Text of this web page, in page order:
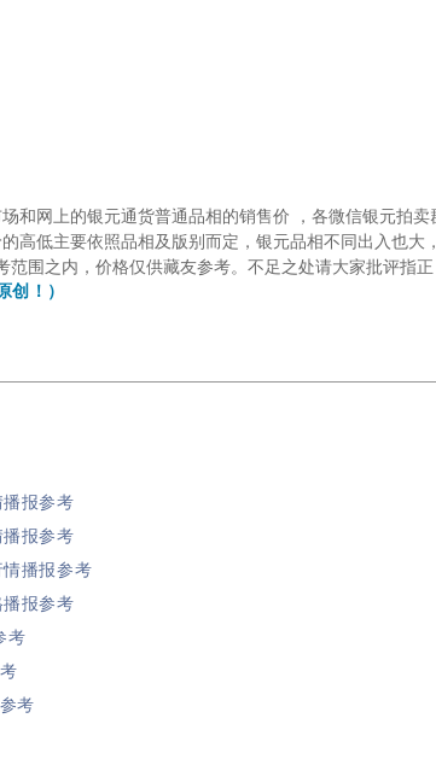
和网上的银元通货普通品相的销售价 ，各微信银元拍
高低主要依照品相及版别而定，银元品相不同出入也大
范围之内， 价格仅供藏友参考。 不足之处请大家批评指正
创！）
报参考
报参考
播报参考
报参考
考
考